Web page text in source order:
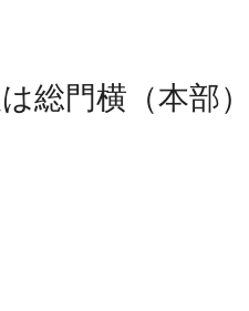
総門横（本部